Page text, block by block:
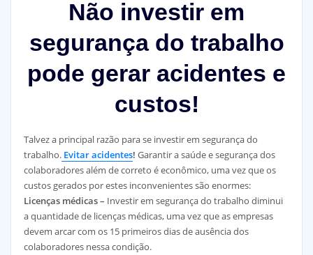
Não investir em
segurança do trabalho
pode gerar acidentes e
custos!
Talvez a principal razão para se investir em segurança do
trabalho.Evitar acidentes! Garantir a saúde e segurança dos
colaboradores além de correto é econômico, uma vez que os
custos gerados por estes inconvenientes são enormes:
Licenças médicas – Investir em segurança do trabalho diminui
a quantidade de licenças médicas, uma vez que as empresas
devem arcar com os 15 primeiros dias de ausência dos
colaboradores nessa condição.